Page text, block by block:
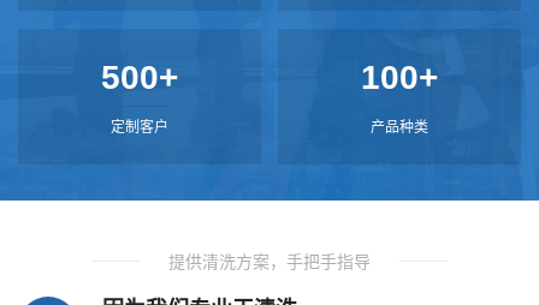
500+
定制客户
100+
产品种类
提供清洗方案，手把手指导